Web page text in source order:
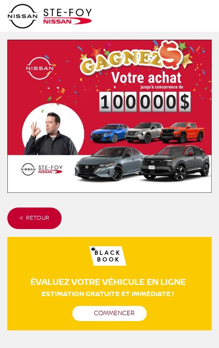
< RETOUR
ÉVALUEZ VOTRE VÉHICULE EN LIGNE
ESTIMATION GRATUITE ET IMMÉDIATE !
COMMENCER